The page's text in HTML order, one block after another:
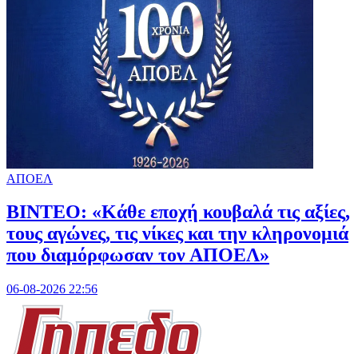
ΑΠΟΕΛ
ΒΙΝΤΕΟ: «Κάθε εποχή κουβαλά τις αξίες,
τους αγώνες, τις νίκες και την κληρονομιά
που διαμόρφωσαν τον ΑΠΟΕΛ»
06-08-2026 22:56